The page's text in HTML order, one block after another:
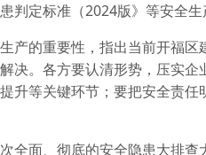
定标准（2024版》等安全生
产的重要性，指出当前开福
决。各方要认清形势，压实
升等关键环节；要把安全责
全面、彻底的安全隐患大排